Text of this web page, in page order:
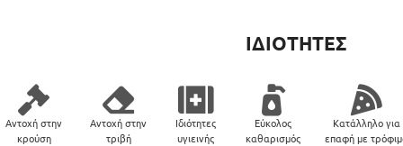
ΙΔΙΟΤΗΤΕΣ
Αντοχή στην
κρούση
Αντοχή στην
τριβή
Ιδιότητες
υγιεινής
Εύκολος
καθαρισμός
Κατάλληλο για
επαφή με